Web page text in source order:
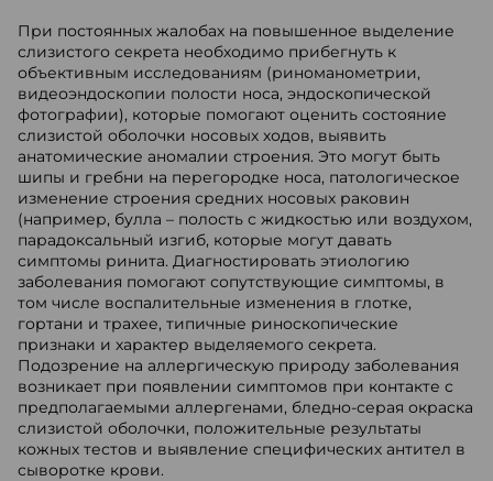
При постоянных жалобах на повышенное выделение
слизистого секрета необходимо прибегнуть к
объективным исследованиям (риноманометрии,
видеоэндоскопии полости носа, эндоскопической
фотографии), которые помогают оценить состояние
слизистой оболочки носовых ходов, выявить
анатомические аномалии строения. Это могут быть
шипы и гребни на перегородке носа, патологическое
изменение строения средних носовых раковин
(например, булла – полость с жидкостью или воздухом,
парадоксальный изгиб, которые могут давать
симптомы ринита. Диагностировать этиологию
заболевания помогают сопутствующие симптомы, в
том числе воспалительные изменения в глотке,
гортани и трахее, типичные риноскопические
признаки и характер выделяемого секрета.
Подозрение на аллергическую природу заболевания
возникает при появлении симптомов при контакте с
предполагаемыми аллергенами, бледно-серая окраска
слизистой оболочки, положительные результаты
кожных тестов и выявление специфических антител в
сыворотке крови.